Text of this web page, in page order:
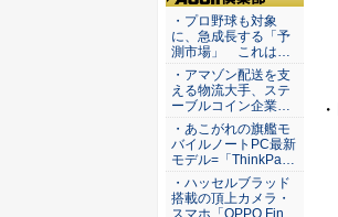
・
ASCII倶楽部
・プロ野球も対象
に、急成長する「予
測市場」 これは…
・アマゾン配送を支
える物流大手、ステ
ーブルコイン企業…
・あこがれの旗艦モ
バイルノートPC最新
モデル=「ThinkPa…
・ハッセルブラッド
搭載の頂上カメラ・